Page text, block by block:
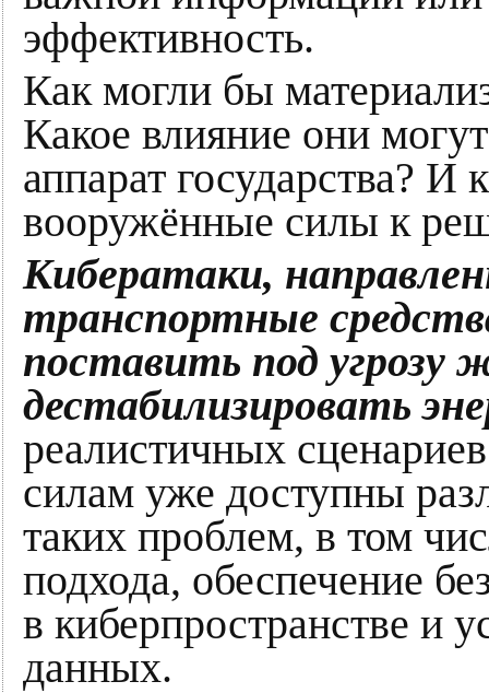
эффективность.
Как могли бы
Какое влияние они
аппарат государства?
вооружённые силы к
Кибератаки,
транспортные
поставить под угрозу
дестабилизировать
реалистичных
силам уже доступны
таких проблем, в том
подхода, обеспечение
в киберпространстве и
данных.